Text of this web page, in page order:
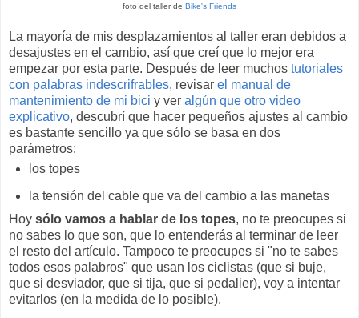
foto del taller de Bike's Friends
La mayoría de mis desplazamientos al taller eran debidos a
desajustes en el cambio, así que creí que lo mejor era
empezar por esta parte. Después de leer muchos tutoriales
con palabras indescrifrables, revisar el manual de
mantenimiento de mi bici y ver algún que otro video
explicativo, descubrí que hacer pequeños ajustes al cambio
es bastante sencillo ya que sólo se basa en dos
parámetros:
los topes
la tensión del cable que va del cambio a las manetas
Hoy sólo vamos a hablar de los topes, no te preocupes si
no sabes lo que son, que lo entenderás al terminar de leer
el resto del artículo. Tampoco te preocupes si "no te sabes
todos esos palabros" que usan los ciclistas (que si buje,
que si desviador, que si tija, que si pedalier), voy a intentar
evitarlos (en la medida de lo posible).